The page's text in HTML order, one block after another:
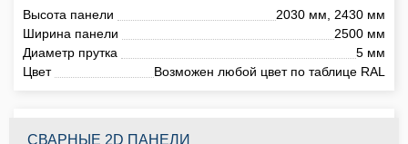
Высота панели
2030 мм, 2430 мм
Ширина панели
2500 мм
Диаметр прутка
5 мм
Цвет
Возможен любой цвет по таблице RAL
СВАРНЫЕ 2D ПАНЕЛИ